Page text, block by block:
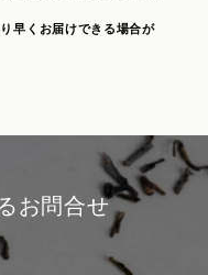
早くお届けできる場合が
お問合せ